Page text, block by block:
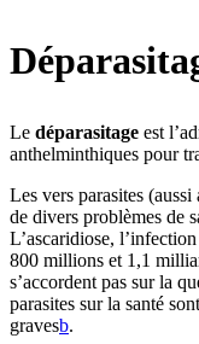
Le déparasitage est
anthelminthiques pour
Les vers parasites (aussi
de divers problèmes de
L’ascaridiose,
800 millions et 1,1
s’accordent pas sur la
parasites sur la santé
graves⁠b.